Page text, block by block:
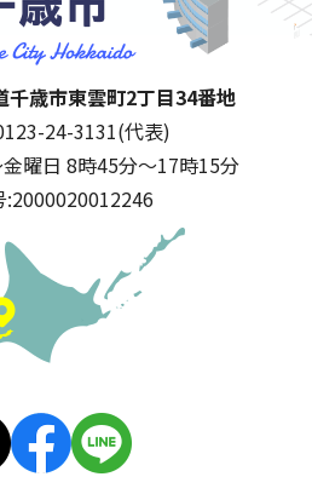
歳市
千歳市東雲町2丁目34番地
24-3131(代表)
曜日 8時45分～17時15分
:2000020012246